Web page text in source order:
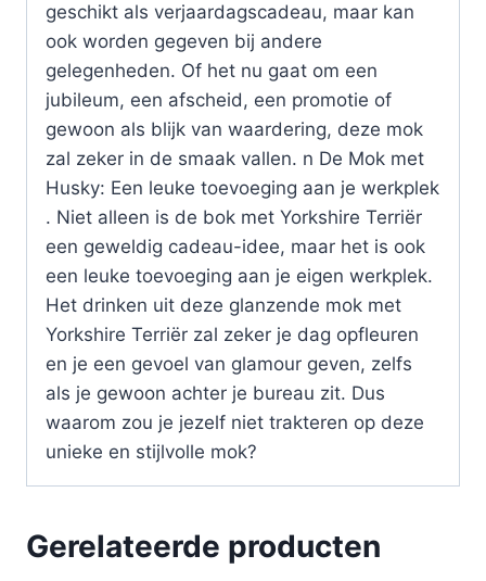
geschikt als verjaardagscadeau, maar kan
ook worden gegeven bij andere
gelegenheden. Of het nu gaat om een
jubileum, een afscheid, een promotie of
gewoon als blijk van waardering, deze mok
zal zeker in de smaak vallen. n De Mok met
Husky: Een leuke toevoeging aan je werkplek
. Niet alleen is de bok met Yorkshire Terriër
een geweldig cadeau-idee, maar het is ook
een leuke toevoeging aan je eigen werkplek.
Het drinken uit deze glanzende mok met
Yorkshire Terriër zal zeker je dag opfleuren
en je een gevoel van glamour geven, zelfs
als je gewoon achter je bureau zit. Dus
waarom zou je jezelf niet trakteren op deze
unieke en stijlvolle mok?
Gerelateerde producten